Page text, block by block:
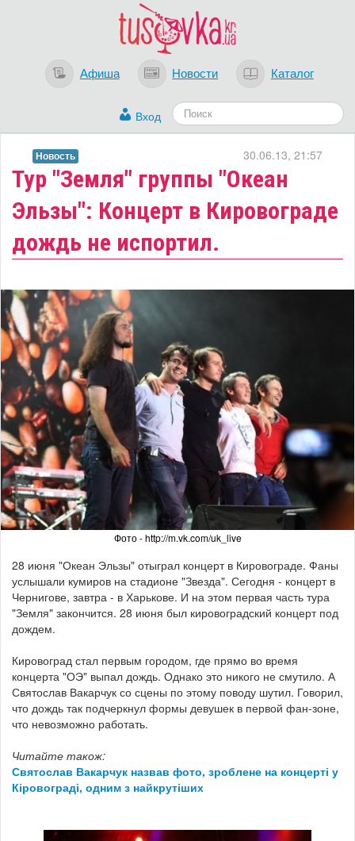
Афиша Новости Каталог
Вход
Тур "Земля" группы "Океан
Эльзы": Концерт в Кировограде
дождь не испортил.
30.06.13, 21:57
Новость
Фото - http://m.vk.com/uk_live
28 июня "Океан Эльзы" отыграл концерт в Кировограде. Фаны
услышали кумиров на стадионе "Звезда". Сегодня - концерт в
Чернигове, завтра - в Харькове. И на этом первая часть тура
"Земля" закончится. 28 июня был кировоградский концерт под
дождем.
Кировоград стал первым городом, где прямо во время
концерта "ОЭ" выпал дождь. Однако это никого не смутило. А
Святослав Вакарчук со сцены по этому поводу шутил. Говорил,
что дождь так подчеркнул формы девушек в первой фан-зоне,
что невозможно работать.
Читайте також:
Святослав Вакарчук назвав фото, зроблене на концерті у
Кіровограді, одним з найкрутіших